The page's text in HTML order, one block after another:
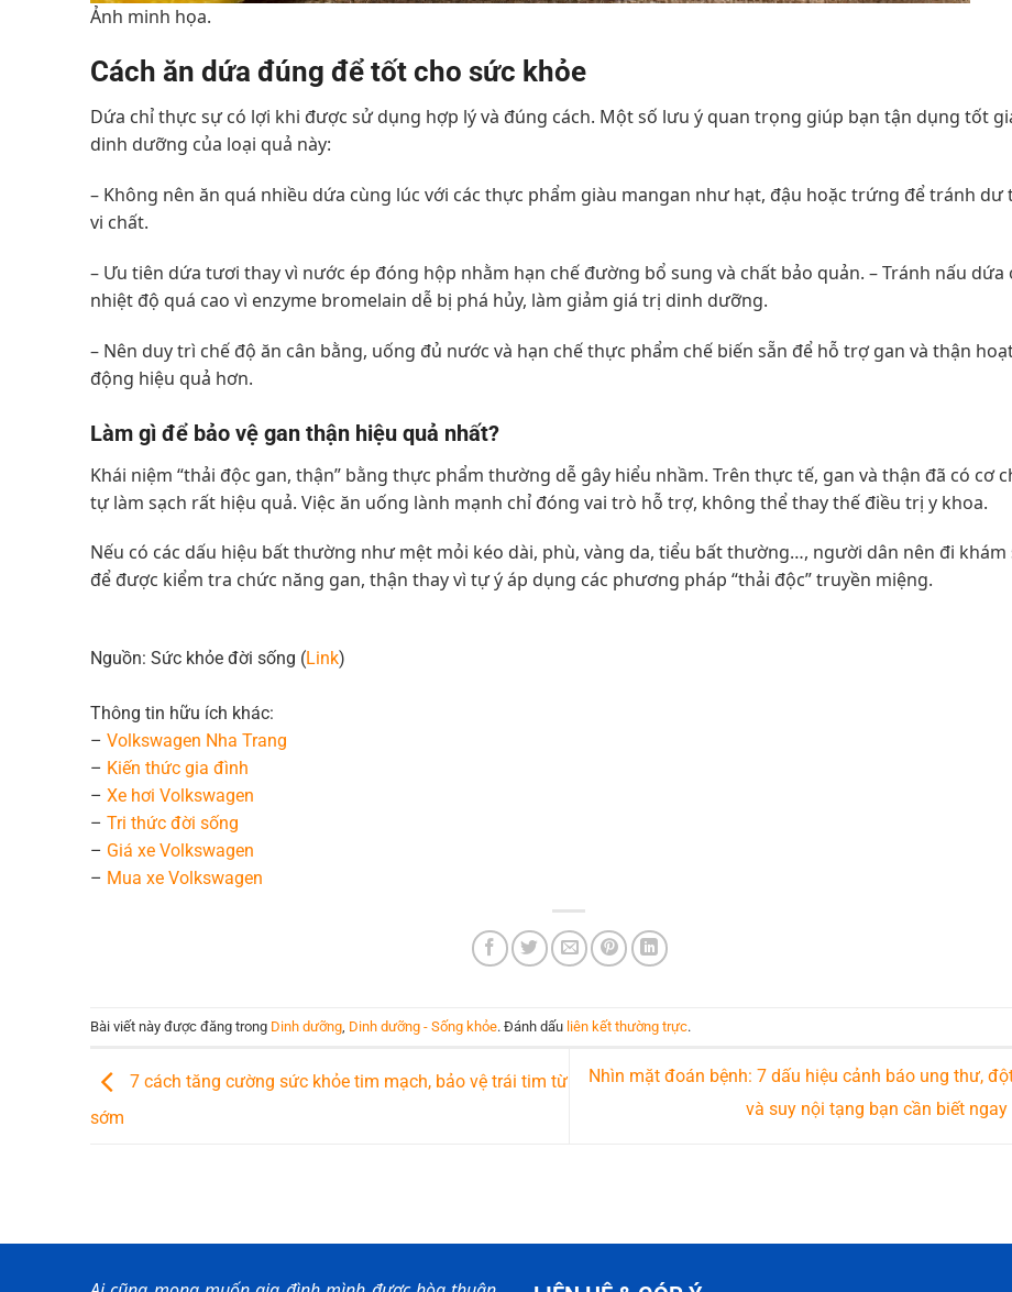
Ảnh minh họa.
Cách ăn dứa đúng để tốt cho sức khỏe
Dứa chỉ thực sự có lợi khi được sử dụng hợp lý và đúng cách. Một số lưu ý quan trọng giúp bạn tận dụng tốt
dinh dưỡng của loại quả này:
– Không nên ăn quá nhiều dứa cùng lúc với các thực phẩm giàu mangan như hạt, đậu hoặc trứng để tránh dư
vi chất.
– Ưu tiên dứa tươi thay vì nước ép đóng hộp nhằm hạn chế đường bổ sung và chất bảo quản. – Tránh nấu dứa
nhiệt độ quá cao vì enzyme bromelain dễ bị phá hủy, làm giảm giá trị dinh dưỡng.
– Nên duy trì chế độ ăn cân bằng, uống đủ nước và hạn chế thực phẩm chế biến sẵn để hỗ trợ gan và thận
động hiệu quả hơn.
Làm gì để bảo vệ gan thận hiệu quả nhất?
Khái niệm “thải độc gan, thận” bằng thực phẩm thường dễ gây hiểu nhầm. Trên thực tế, gan và thận đã có cơ
tự làm sạch rất hiệu quả. Việc ăn uống lành mạnh chỉ đóng vai trò hỗ trợ, không thể thay thế điều trị y khoa.
Nếu có các dấu hiệu bất thường như mệt mỏi kéo dài, phù, vàng da, tiểu bất thường…, người dân nên đi khám
để được kiểm tra chức năng gan, thận thay vì tự ý áp dụng các phương pháp “thải độc” truyền miệng.
Nguồn: Sức khỏe đời sống (Link)
Thông tin hữu ích khác:
– Volkswagen Nha Trang
– Kiến thức gia đình
– Xe hơi Volkswagen
– Tri thức đời sống
– Giá xe Volkswagen
– Mua xe Volkswagen
Bài viết này được đăng trong Dinh dưỡng Dinh dưỡng - Sống khỏe. Đánh dấu liên kết thường trực.
7 cách tăng cường sức khỏe tim mạch, bảo vệ trái tim từ
sớm
Nhìn mặt đoán bệnh: 7 dấu hiệu cảnh báo ung thư,
và suy nội tạng bạn cần biết ngay